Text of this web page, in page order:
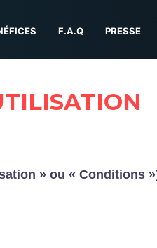
F.A.Q PRESSE
» ou « Conditions